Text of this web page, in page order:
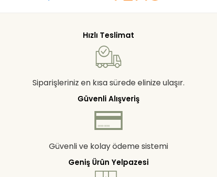
Hızlı Teslimat
Siparişleriniz en kısa sürede elinize ulaşır.
Güvenli Alışveriş
Güvenli ve kolay ödeme sistemi
Geniş Ürün Yelpazesi